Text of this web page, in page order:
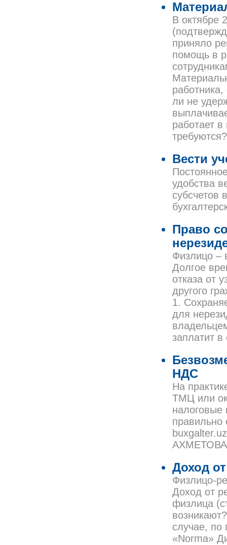
В октябре
приняло
помощь в
ли не
работает
требуются?
Вести
удобства
Право
Физлицо –
Долгое
отказа от
другого
1.
для
заплатит
НДС
На
ТМЦ или
налоговые
правильно
Доход
Физлицо-
Доход от
физлица
случае, по
«Norma»